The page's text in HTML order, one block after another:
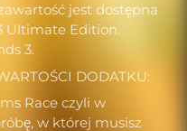
jest dostępna
Ultimate Edition.
3.
DODATKU:
Race czyli w
w której musisz